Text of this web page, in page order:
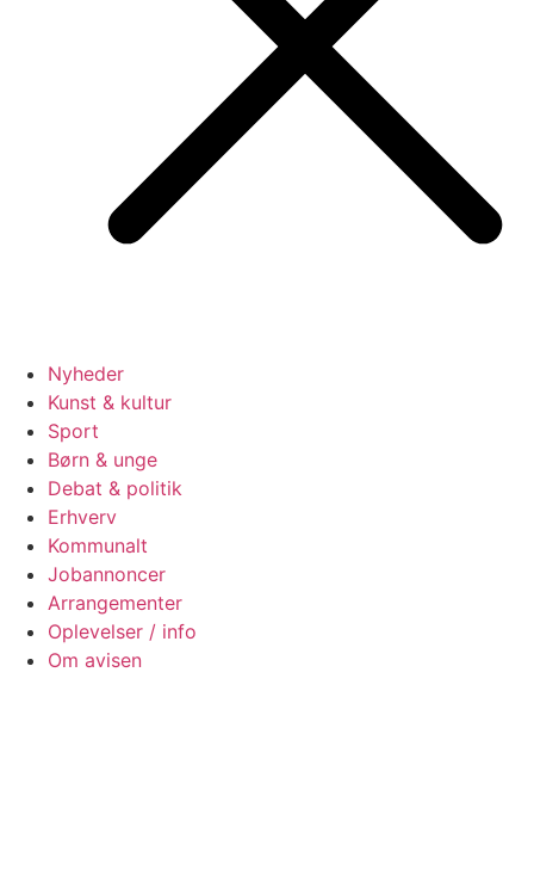
Nyheder
Kunst & kultur
Sport
Børn & unge
Debat & politik
Erhverv
Kommunalt
Jobannoncer
Arrangementer
Oplevelser / info
Om avisen